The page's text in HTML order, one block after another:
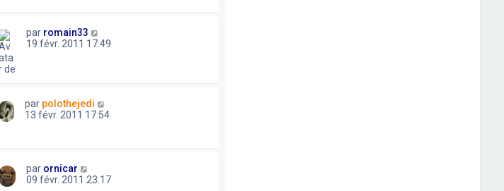
par romain33
19 févr. 2011 17:49
par polothejedi
13 févr. 2011 17:54
par ornicar
09 févr. 2011 23:17